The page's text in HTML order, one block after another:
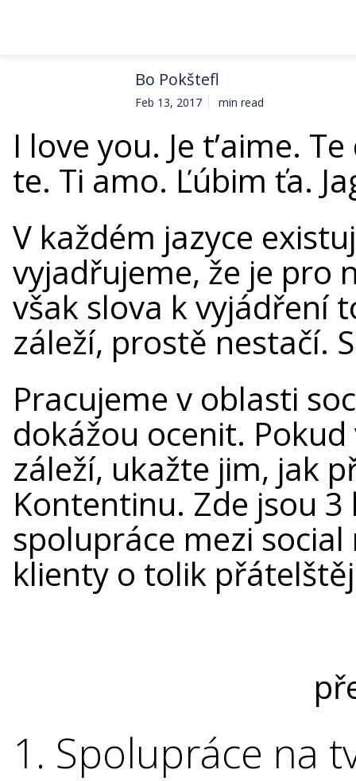
Bo Pokštefl
Feb 13, 2017 min read
I love you. Je t’aime.
te. Ti amo. Ľúbim ťa.
V každém jazyce
vyjadřujeme, že je pro
však slova k vyjádření
záleží, prostě nestačí.
Pracujeme v oblasti
dokážou ocenit.
záleží, ukažte jim, jak
Kontentinu. Zde jsou
spolupráce mezi
klienty o tolik
1. Spolupráce na